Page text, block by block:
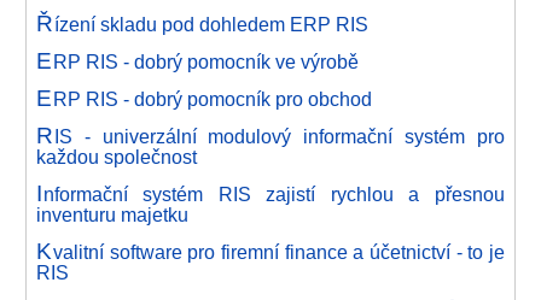
Řízení skladu pod dohledem ERP RIS
ERP RIS - dobrý pomocník ve výrobě
ERP RIS - dobrý pomocník pro obchod
RIS - univerzální modulový informační systém pro
každou společnost
Informační systém RIS zajistí rychlou a přesnou
inventuru majetku
Kvalitní software pro firemní finance a účetnictví - to je
RIS